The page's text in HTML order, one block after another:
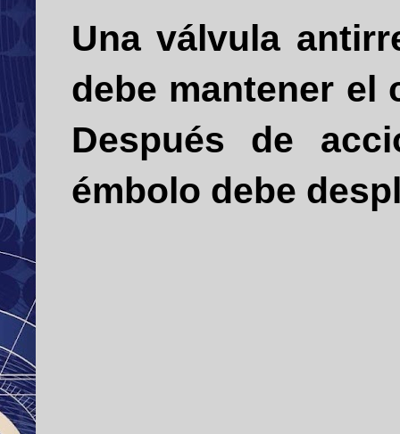
Una válvula
debe mantener el
Después de
émbolo debe